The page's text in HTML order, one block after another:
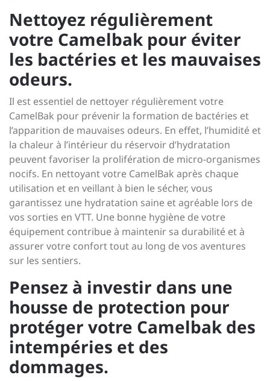
Nettoyez régulièrement
votre Camelbak pour éviter
les bactéries et les mauvaises
odeurs.
Il est essentiel de nettoyer régulièrement votre
CamelBak pour prévenir la formation de bactéries et
l’apparition de mauvaises odeurs. En effet, l’humidité et
la chaleur à l’intérieur du réservoir d’hydratation
peuvent favoriser la prolifération de micro-organismes
nocifs. En nettoyant votre CamelBak après chaque
utilisation et en veillant à bien le sécher, vous
garantissez une hydratation saine et agréable lors de
vos sorties en VTT. Une bonne hygiène de votre
équipement contribue à maintenir sa durabilité et à
assurer votre confort tout au long de vos aventures
sur les sentiers.
Pensez à investir dans une
housse de protection pour
protéger votre Camelbak des
intempéries et des
dommages.